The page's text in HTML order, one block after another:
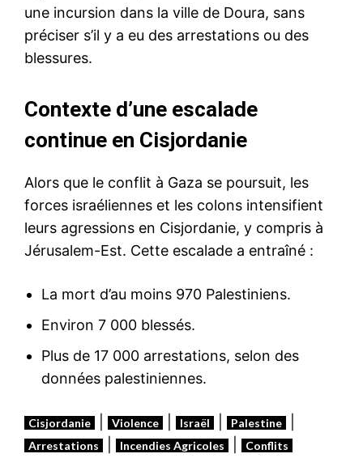
une incursion dans la ville de Doura, sans
préciser s’il y a eu des arrestations ou des
blessures.
Contexte d’une escalade
continue en Cisjordanie
Alors que le conflit à Gaza se poursuit, les
forces israéliennes et les colons intensifient
leurs agressions en Cisjordanie, y compris à
Jérusalem-Est. Cette escalade a entraîné :
La mort d’au moins 970 Palestiniens.
Environ 7 000 blessés.
Plus de 17 000 arrestations, selon des
données palestiniennes.
Cisjordanie Violence Israël Palestine
Arrestations Incendies Agricoles Conflits